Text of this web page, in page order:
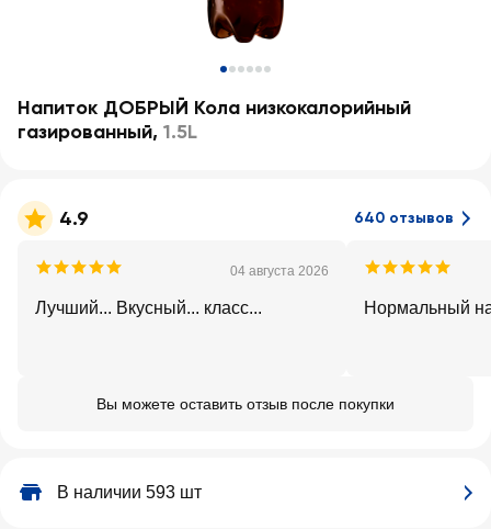
Напиток ДОБРЫЙ Кола низкокалорийный
газированный, 1.5L
4.9 640 отзывов
04 августа 2026
Лучший... Вкусный... класс... Нормальный
Вы можете оставить отзыв после покупки
В наличии 593 шт